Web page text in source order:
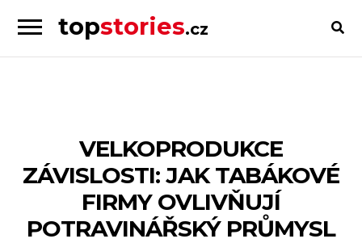
Skip
to
Skip
to
topstories.cz
VELKOPRODUKCE
ZÁVISLOSTI: JAK TABÁKOVÉ
FIRMY OVLIVŇUJÍ
POTRAVINÁŘSKÝ PRŮMYSL